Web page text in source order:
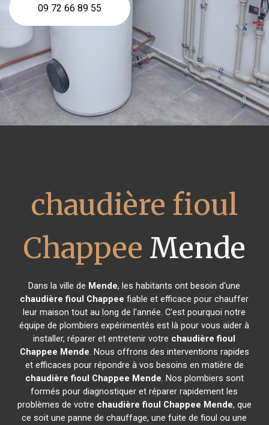
09 72 66 89 55
chaudière fioul
Chappee Mende
Dans la ville de Mende, les habitants ont besoin d'une
chaudière fioul Chappee fiable et efficace pour chauffer
leur maison tout au long de l'année. C'est pourquoi notre
équipe de plombiers expérimentés est là pour vous aider à
installer, réparer et entretenir votre chaudière fioul
Chappee Mende. Nous offrons des interventions rapides
et efficaces pour répondre à vos besoins en matière de
chaudière fioul Chappee Mende. Nos plombiers sont
formés pour diagnostiquer et réparer rapidement les
problèmes de votre chaudière fioul Chappee Mende, que
ce soit une panne de chauffage, une fuite de fioul ou une